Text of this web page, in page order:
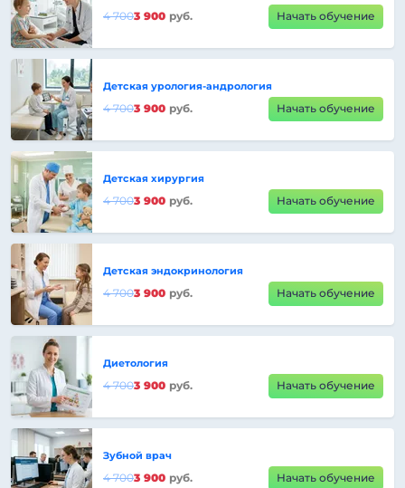
4 7003 900 руб. Начать обучение
Детская урология-андрология
4 7003 900 руб. Начать обучение
Детская хирургия
4 7003 900 руб. Начать обучение
Детская эндокринология
4 7003 900 руб. Начать обучение
Диетология
4 7003 900 руб. Начать обучение
Зубной врач
4 7003 900 руб. Начать обучение